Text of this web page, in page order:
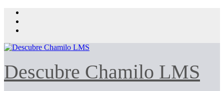
Saltar
contenido
Descubre Chamilo LMS